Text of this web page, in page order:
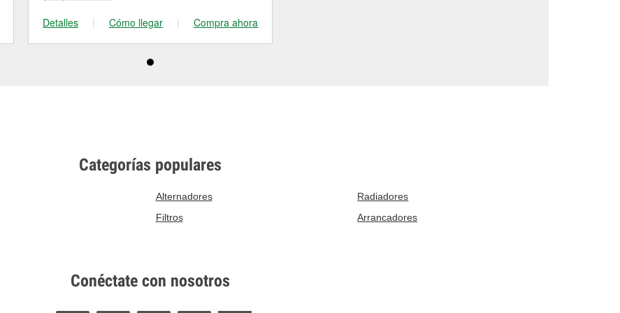
Detalles
| Cómo llegar | Compra ahora
Categorías populares
Alternadores
Radiadores
Filtros Arrancadores
Conéctate con nosotros